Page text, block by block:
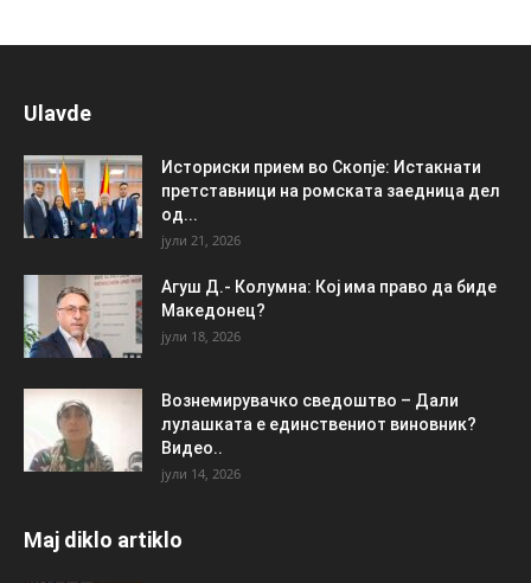
Ulavde
Историски прием во Скопје: Истакнати
претставници на ромската заедница дел
од...
јули 21, 2026
Агуш Д.- Колумна: Кој има право да биде
Македонец?
јули 18, 2026
Вознемирувачко сведоштво – Дали
лулашката е единствениот виновник?
Видео..
јули 14, 2026
Maj diklo artiklo